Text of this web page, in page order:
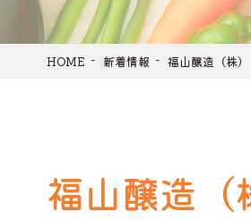
HOME 新着情報 福山醸造（株
福山醸造（